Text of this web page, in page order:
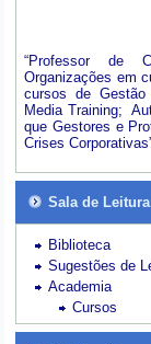
“Professor de
Organizações em
cursos de
Media Training;
que Gestores e
Crises
Sala de Leitura
Biblioteca
Sugestões de
Academia
Cursos